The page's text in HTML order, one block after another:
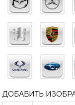
ДОБАВИТЬ